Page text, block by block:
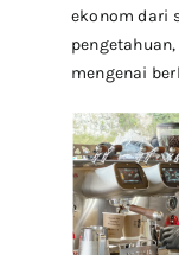
ekonom dari
mengenai